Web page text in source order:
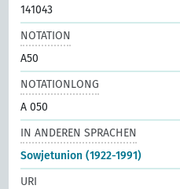
141043
NOTATION
A50
NOTATIONLONG
A 050
IN ANDEREN SPRACHEN
Sowjetunion (1922-1991)
URI